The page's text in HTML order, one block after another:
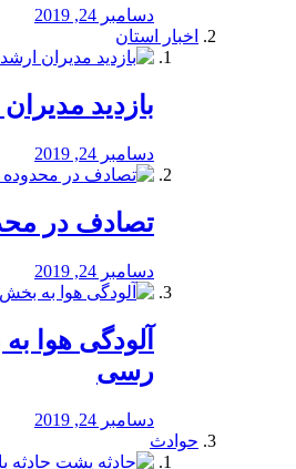
دسامبر 24, 2019
اخبار استان
بازدید
دسامبر 24, 2019
تصادف در
دسامبر 24, 2019
آلودگی هوا
رسی
دسامبر 24, 2019
حوادث